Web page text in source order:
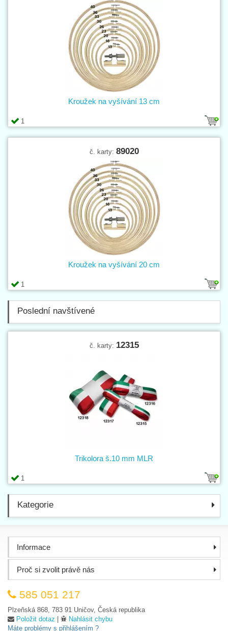
1
Kroužek na vyšívání 13 cm
č. karty: 89020
1
Kroužek na vyšívání 20 cm
Poslední navštívené
č. karty: 12315
1
Trikolora š.10 mm MLR
Kategorie
Informace
Proč si zvolit právě nás
585 051 217
Plzeňská 868, 783 91 Uničov, Česká republika
Položit dotaz |
Nahlásit chybu
Máte problémy s přihlášením ?